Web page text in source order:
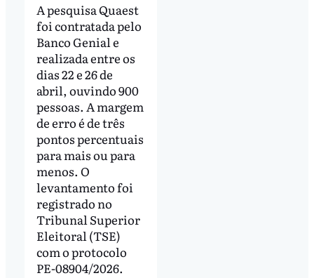
A pesquisa Quaest
foi contratada pelo
Banco Genial e
realizada entre os
dias 22 e 26 de
abril, ouvindo 900
pessoas. A margem
de erro é de três
pontos percentuais
para mais ou para
menos. O
levantamento foi
registrado no
Tribunal Superior
Eleitoral (TSE)
com o protocolo
PE-08904/2026.